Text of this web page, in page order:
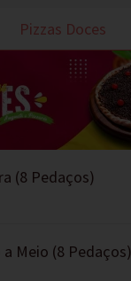
Pizzas Doces
(8 Pedaços)
Meio (8 Pedaços)